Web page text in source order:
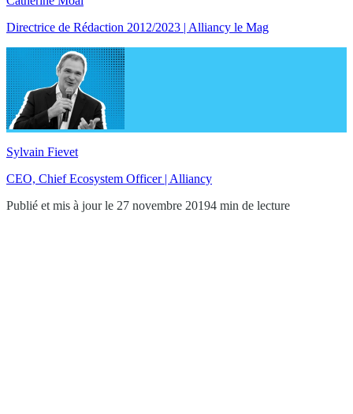
Directrice de Rédaction 2012/2023 | Alliancy le Mag
Sylvain Fievet
CEO, Chief Ecosystem Officer | Alliancy
Publié et mis à jour le 27 novembre 20194 min de lecture